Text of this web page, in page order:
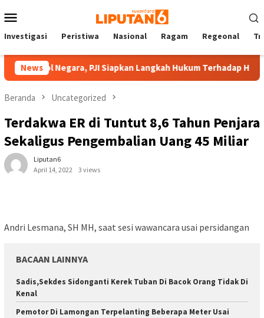
ke
Mobile
Investigasi Peristiwa Nasional Ragam Regeonal
News
Negara, PJI Siapkan Langkah Hukum Terhadap Hotman
Beranda Uncategorized
Terdakwa ER di Tuntut 8,6 Tahun Penjara
Sekaligus Pengembalian Uang 45 Miliar
Liputan6
April 14, 2022
3 views
Andri Lesmana, SH MH, saat sesi wawancara usai persidangan
BACAAN LAINNYA
Sadis,Sekdes Sidonganti Kerek Tuban Di Bacok Orang Tidak Di
Kenal
Pemotor Di Lamongan Terpelanting Beberapa Meter Usai